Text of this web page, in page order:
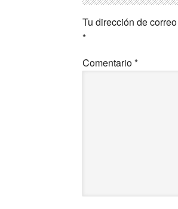
con
los
lectores
Tu dirección de
*
Comentario*